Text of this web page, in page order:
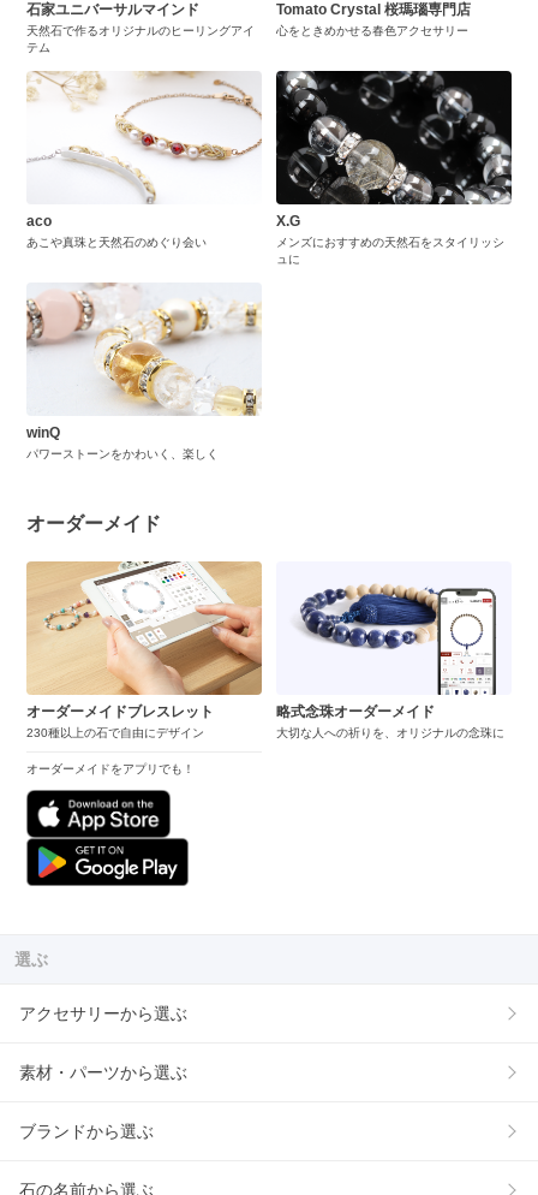
石家ユニバーサルマインド
天然石で作るオリジナルのヒーリングアイ
テム
Tomato Crystal 桜瑪瑙専門店
心をときめかせる春色アクセサリー
aco
あこや真珠と天然石のめぐり会い
X.G
メンズにおすすめの天然石をスタイリッシ
ュに
winQ
パワーストーンをかわいく、楽しく
オーダーメイド
オーダーメイドブレスレット
230種以上の石で自由にデザイン
オーダーメイドをアプリでも！
略式念珠オーダーメイド
大切な人への祈りを、オリジナルの念珠に
選ぶ
アクセサリーから選ぶ
素材・パーツから選ぶ
ブランドから選ぶ
石の名前から選ぶ